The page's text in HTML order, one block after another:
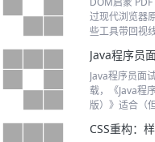
过现代浏览器
些工具带回视
Java程序员面
载，《Java程
版）》适合（
及其他计算机